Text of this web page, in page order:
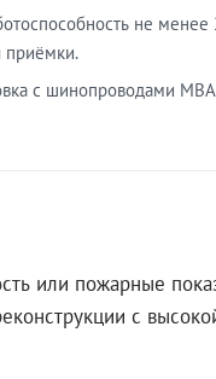
не
приёмки.
с шинопроводами
или пожарные
с